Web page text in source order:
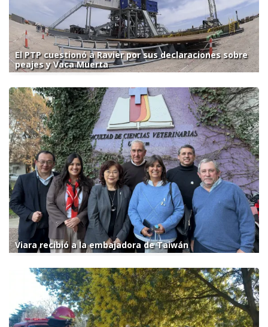
El PTP cuestionó a Ravier por sus declaraciones sobre
peajes y Vaca Muerta
Viara recibió a la embajadora de Taiwán